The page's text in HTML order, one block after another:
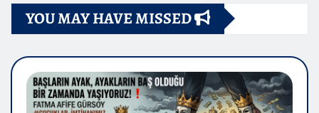
YOU MAY HAVE MISSED